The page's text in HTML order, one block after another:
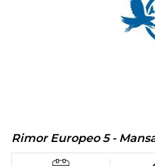
Rimor Europeo 5 -